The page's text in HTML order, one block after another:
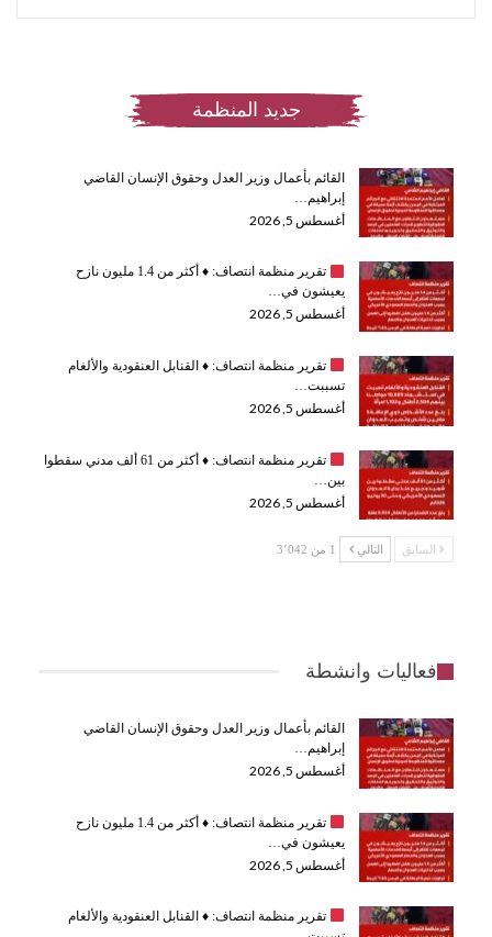
جديد المنظمة
القائم بأعمال وزير العدل وحقوق الإنسان القاضي
إبراهيم…
أغسطس 5, 2026
تقرير منظمة انتصاف: ♦️
أكثر من 1.4 مليون نازح
يعيشون في…
أغسطس 5, 2026
تقرير منظمة انتصاف: ♦️القنابل العنقودية والألغام
تسببت…
أغسطس 5, 2026
تقرير منظمة انتصاف: ♦️
أكثر من 61 ألف مدني سقطوا
بين…
أغسطس 5, 2026
السابق التالي 1 من 3٬042
فعاليات وانشطة
القائم بأعمال وزير العدل وحقوق الإنسان القاضي
إبراهيم…
أغسطس 5, 2026
تقرير منظمة انتصاف: ♦️
أكثر من 1.4 مليون نازح
يعيشون في…
أغسطس 5, 2026
تقرير منظمة انتصاف: ♦️القنابل العنقودية والألغام